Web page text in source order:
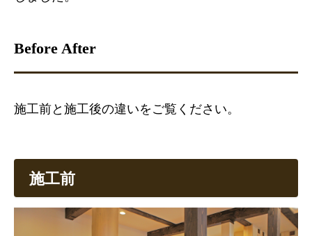
Before After
施工前と施工後の違いをご覧ください。
施工前